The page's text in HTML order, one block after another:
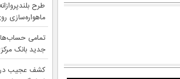
طرح
ماهواره‌سازی
تمامی
جدید بانک
کشف عجیب در